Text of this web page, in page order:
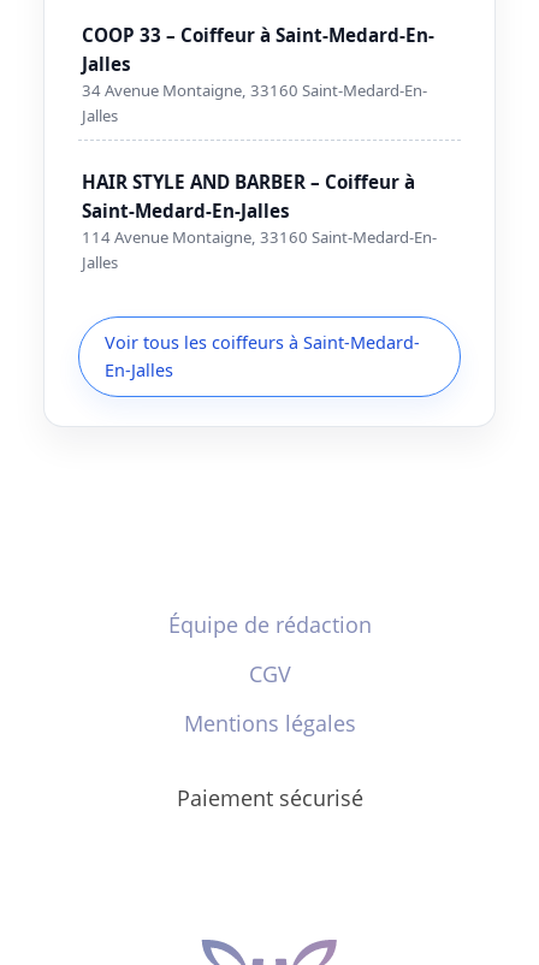
COOP 33 – Coiffeur à Saint-Medard-En-
Jalles
34 Avenue Montaigne, 33160 Saint-Medard-En-
Jalles
HAIR STYLE AND BARBER – Coiffeur à
Saint-Medard-En-Jalles
114 Avenue Montaigne, 33160 Saint-Medard-En-
Jalles
Voir tous les coiffeurs à Saint-Medard-
En-Jalles
Équipe de rédaction
CGV
Mentions légales
Paiement sécurisé